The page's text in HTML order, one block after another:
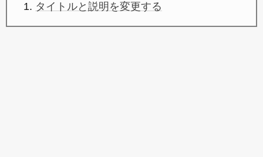
タイトルと説明を変更する